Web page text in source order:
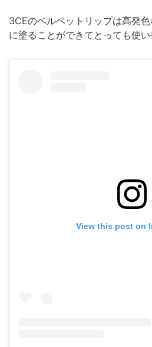
3CEのベルベットリップは高発
に塗ることができてとっても使
View this post on